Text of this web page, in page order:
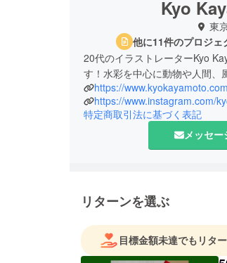
Kyo
東
他に11件のプロジェ
20代のイラストレーターKyo
す！水彩を中心に動物や人間、
https://
https://www.instagram.com/
特定商取引法に基づく表記
メッセー
リターンを選ぶ
目標金額未達でもリタ